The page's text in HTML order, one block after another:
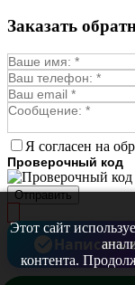
Этот сайт
контента.
Заказать
Я согласен на
Проверочный код
Отправить
Написать